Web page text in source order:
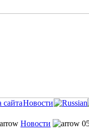
Новости
Новости